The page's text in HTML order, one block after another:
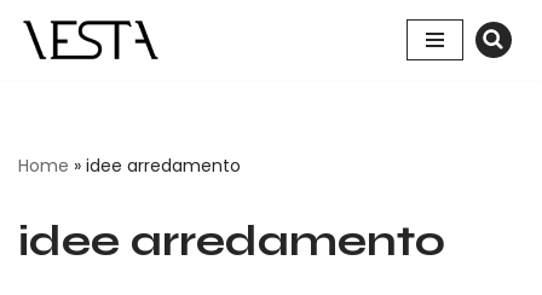
Vai
Home » idee arredamento
idee arredamento